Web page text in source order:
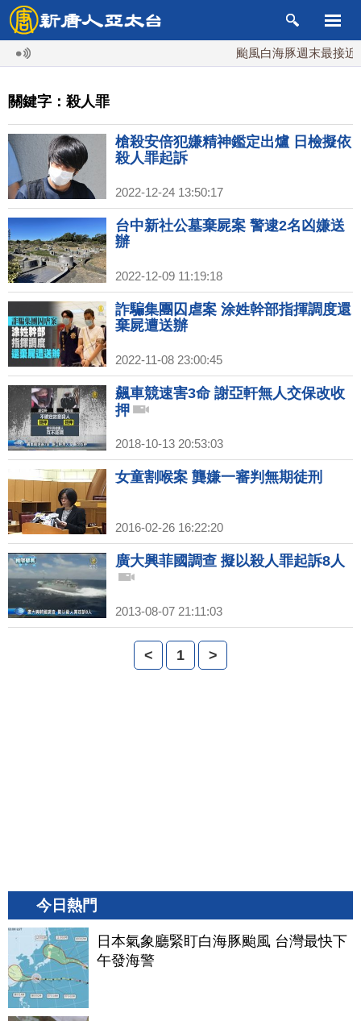
颱風白海豚週末最接近
關鍵字：殺人罪
槍殺安倍犯嫌精神鑑定出爐 日檢擬依
殺人罪起訴
2022-12-24 13:50:17
台中新社公墓棄屍案 警逮2名凶嫌送
辦
2022-12-09 11:19:18
詐騙集團囚虐案 涂姓幹部指揮調度還
棄屍遭送辦
2022-11-08 23:00:45
飆車競速害3命 謝亞軒無人交保改收
押
2018-10-13 20:53:03
女童割喉案 龔嫌一審判無期徒刑
2016-02-26 16:22:20
廣大興菲國調查 擬以殺人罪起訴8人
2013-08-07 21:11:03
< 1 >
今日熱門
日本氣象廳緊盯白海豚颱風 台灣最快下
午發海警